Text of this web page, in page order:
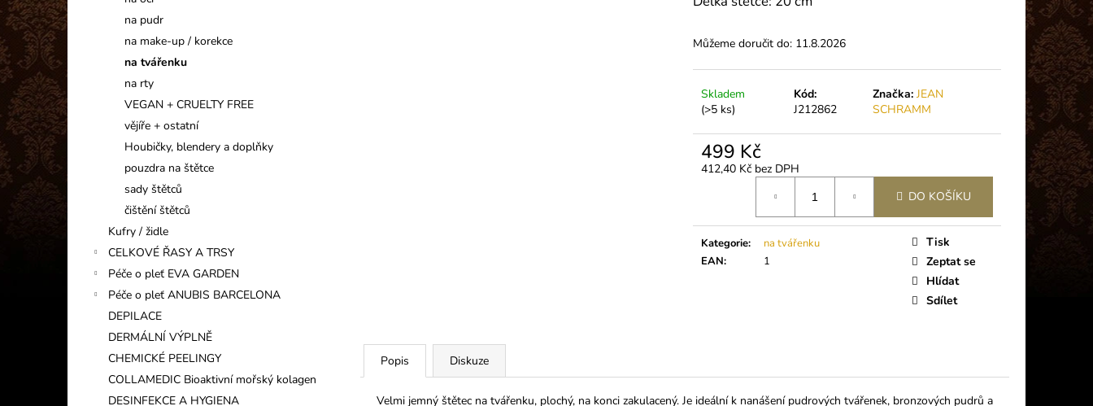
l
na pudr
na make-up / korekce
na tvářenku
na rty
VEGAN + CRUELTY FREE
vějíře + ostatní
Houbičky, blendery a doplňky
pouzdra na štětce
sady štětců
čištění štětců
Kufry / židle
CELKOVÉ ŘASY A TRSY
Péče o pleť EVA GARDEN
Péče o pleť ANUBIS BARCELONA
DEPILACE
DERMÁLNÍ VÝPLNĚ
CHEMICKÉ PEELINGY
COLLAMEDIC Bioaktivní mořský kolagen
DESINFEKCE A HYGIENA
Můžeme doručit do: 11.8.2026
Skladem
(>5 ks)
Kód:
J212862
Značka: JEAN
SCHRAMM
499 Kč
412,40 Kč bez DPH
DO KOŠÍKU
Kategorie:
na tvářenku
EAN: 1
Tisk
Zeptat se
Hlídat
Sdílet
Popis Diskuze
Velmi jemný štětec na tvářenku, plochý, na konci zakulacený. Je ideální k nanášení pudrových tvářenek, bronzových pudrů a